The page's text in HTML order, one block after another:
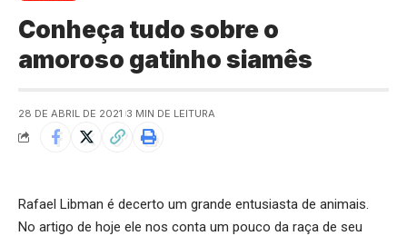
Conheça tudo sobre o
amoroso gatinho siamês
28 DE ABRIL DE 2021 3 MIN DE LEITURA
Rafael Libman é decerto um grande entusiasta de animais.
No artigo de hoje ele nos conta um pouco da raça de seu